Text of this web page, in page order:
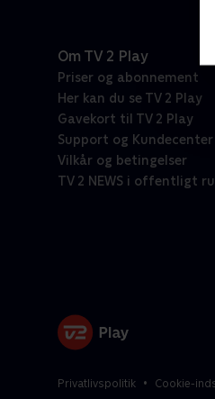
Om TV 2 Play
Priser og abonnement
Her kan du se TV 2 Play
Gavekort til TV 2 Play
Support og Kundecenter
Vilkår og betingelser
TV 2 NEWS i offentligt
Privatlivspolitik Cookie-